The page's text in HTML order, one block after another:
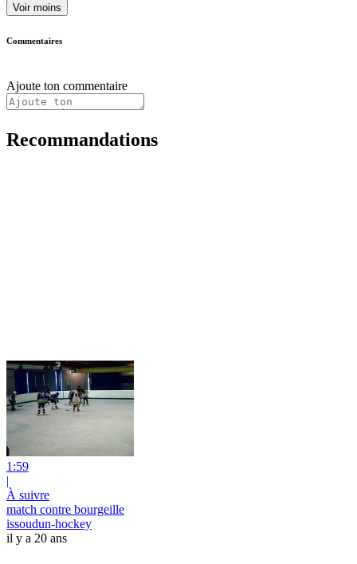
Voir moins
Commentaires
Ajoute ton commentaire
Recommandations
1:59
|
À suivre
match contre bourgeille
issoudun-hockey
il y a 20 ans